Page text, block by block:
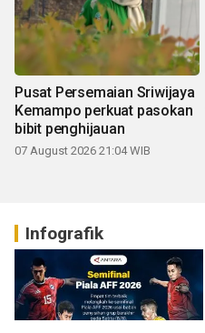
Pusat Persemaian Sriwijaya
Kemampo perkuat pasokan
bibit penghijauan
07 August 2026 21:04 WIB
Infografik